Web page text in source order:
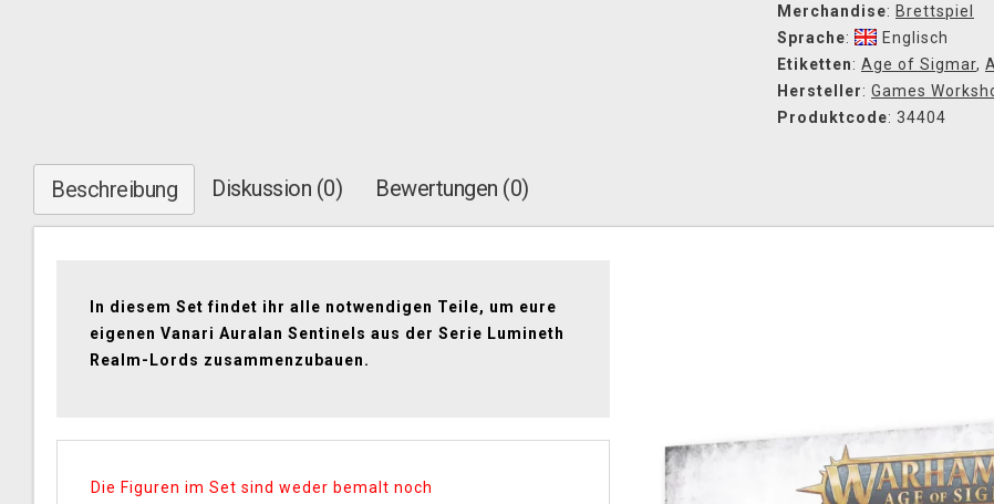
Merchandise: Brettspiel
Sprache:
Englisch
Etiketten: Age of Sigmar,
Hersteller: Games
Produktcode: 34404
Beschreibung Diskussion (0) Bewertungen (0)
In diesem Set findet ihr alle notwendigen Teile, um eure
eigenen Vanari Auralan Sentinels aus der Serie Lumineth
Realm-Lords zusammenzubauen.
Die Figuren im Set sind weder bemalt noch